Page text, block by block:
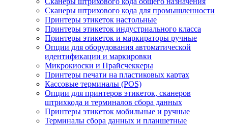
Сканеры штрихового кода для промышленности
Принтеры этикеток настольные
Принтеры этикеток индустриального класса
Принтеры этикеток и маркираторы ручные
Опции для оборудования автоматической
идентификации и маркировки
Микрокиоски и Прайсчеккеры
Принтеры печати на пластиковых картах
Кассовые терминалы (POS)
Опции для принтеров этикеток, сканеров
штрихкода и терминалов сбора данных
Принтеры этикеток мобильные и ручные
Терминалы сбора данных и планшетные